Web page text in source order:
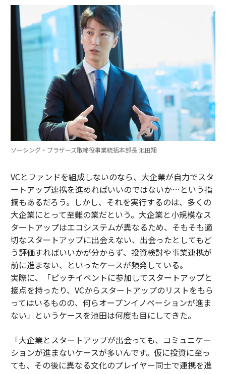
ソーシング・ブラザーズ取締役事業統括本部長 池田翔
VCとファンドを組成しないのなら、大企業が自力でスタ
ートアップ連携を進めればいいのではないか…という指
摘もあるだろう。しかし、それを実行するのは、多くの
大企業にとって至難の業だという。大企業と小規模なス
タートアップはエコシステムが異なるため、そもそも適
切なスタートアップに出会えない、出会ったとしてもど
う評価すればいいかが分からず、投資検討や事業連携が
前に進まない、といったケースが頻発している。
実際に、「ピッチイベントに参加してスタートアップと
接点を持ったり、VCからスタートアップのリストをもら
ってはいるものの、何らオープンイノベーションが進ま
ない」というケースを池田は何度も目にしてきた。
「大企業とスタートアップが出会っても、コミュニケー
ションが進まないケースが多いんです。仮に投資に至っ
ても、その後に異なる文化のプレイヤー同士で連携を進